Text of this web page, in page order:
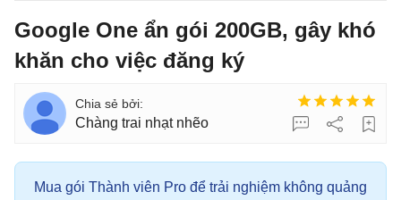
Google One ẩn gói 200GB, gây khó
khăn cho việc đăng ký
Chàng trai nhạt nhẽo
Mua gói Thành viên Pro để trải nghiệm không quảng